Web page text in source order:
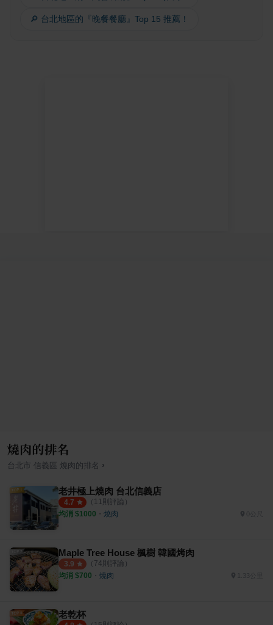
🔎 台北地區的『晚餐餐廳』Top 15 推薦！
燒肉的排名
台北市 信義區 燒肉的排名 ›
老井極上燒肉 台北信義店
4.7 （ 11 則評論）
均消 $1000 ・ 燒肉
Maple Tree House 楓樹 韓國烤肉
3.9 （ 74則評論）
均消 $700 ・ 燒肉
老乾杯